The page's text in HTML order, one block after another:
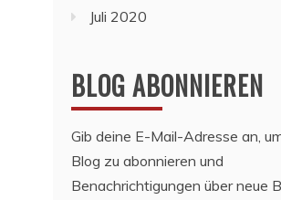
Juli 2020
BLOG ABONNIEREN
Gib deine E-Mail-Adresse an,
Blog zu abonnieren und
Benachrichtigungen über neue